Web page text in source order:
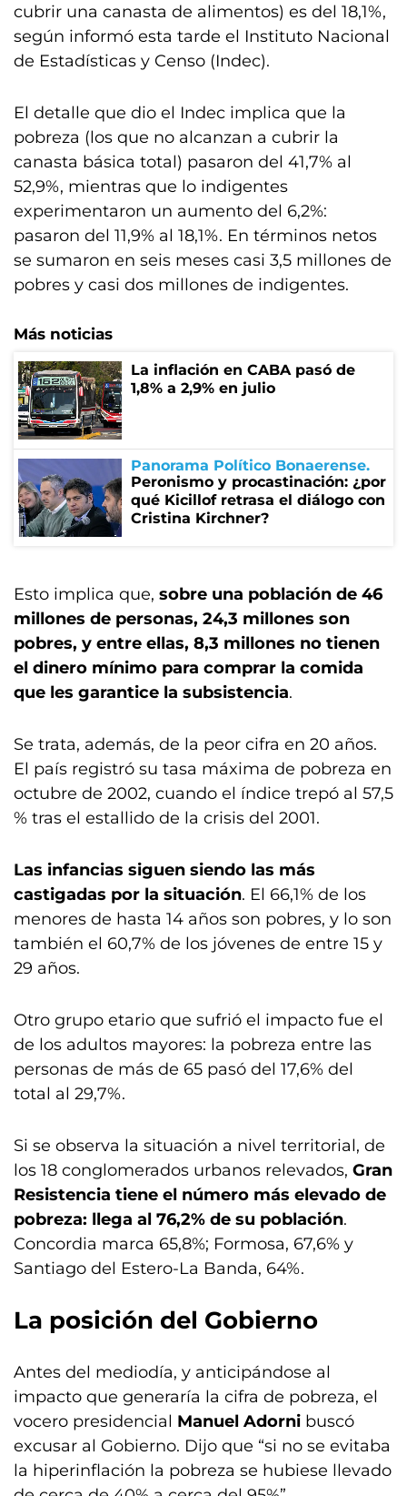
cubrir una canasta de alimentos) es del 18,1%,
según informó esta tarde el Instituto Nacional
de Estadísticas y Censo (Indec).
El detalle que dio el Indec implica que la
pobreza (los que no alcanzan a cubrir la
canasta básica total) pasaron del 41,7% al
52,9%, mientras que lo indigentes
experimentaron un aumento del 6,2%:
pasaron del 11,9% al 18,1%. En términos netos
se sumaron en seis meses casi 3,5 millones de
pobres y casi dos millones de indigentes.
Más noticias
La inflación en CABA pasó de
1,8% a 2,9% en julio
Panorama Político Bonaerense
Peronismo y procastinación: ¿por
qué Kicillof retrasa el diálogo con
Cristina Kirchner?
Esto implica que, sobre una población de 46
millones de personas, 24,3 millones son
pobres, y entre ellas, 8,3 millones no tienen
el dinero mínimo para comprar la comida
que les garantice la subsistencia.
Se trata, además, de la peor cifra en 20 años.
El país registró su tasa máxima de pobreza en
octubre de 2002, cuando el índice trepó al 57,5
% tras el estallido de la crisis del 2001.
Las infancias siguen siendo las más
castigadas por la situación. El 66,1% de los
menores de hasta 14 años son pobres, y lo son
también el 60,7% de los jóvenes de entre 15 y
29 años.
Otro grupo etario que sufrió el impacto fue el
de los adultos mayores: la pobreza entre las
personas de más de 65 pasó del 17,6% del
total al 29,7%.
Si se observa la situación a nivel territorial, de
los 18 conglomerados urbanos relevados, Gran
Resistencia tiene el número más elevado de
pobreza: llega al 76,2% de su población.
Concordia marca 65,8%; Formosa, 67,6% y
Santiago del Estero-La Banda, 64%.
La posición del Gobierno
Antes del mediodía, y anticipándose al
impacto que generaría la cifra de pobreza, el
vocero presidencial Manuel Adorni buscó
excusar al Gobierno. Dijo que “si no se evitaba
la hiperinflación la pobreza se hubiese llevado